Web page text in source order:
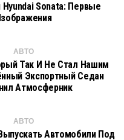
Sonata: Первые
АВТО
Так И Не Стал Нашим
Экспортный Седан
Атмосферник
АВТО
Автомобили Под